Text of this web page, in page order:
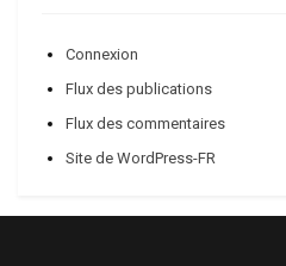
Connexion
Flux des publications
Flux des commentaires
Site de WordPress-FR